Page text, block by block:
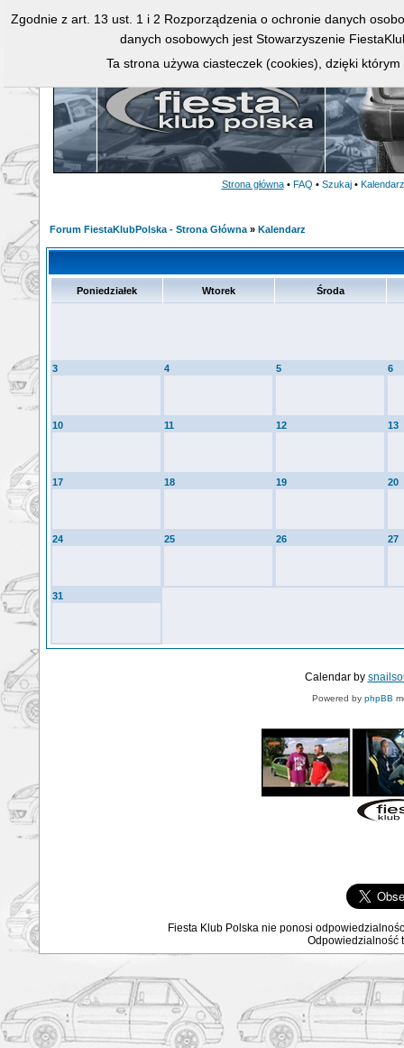
Strona główna • FAQ • Szukaj • Kalendarz
Forum FiestaKlubPolska - Strona Główna » Kalendarz
Poniedziałek Wtorek Środa
3 4 5 6
10 11 12 13
17 18 19 20
24 25 26 27
31
Calendar by
Powered by phpBB
Fiesta Klub Polska nie ponosi
Odpowiedzialność
Zgodnie z art. 13 ust. 1 i 2 Rozporządzenia o ochronie danych
danych osobowych jest Stowarzyszenie
Ta strona używa ciasteczek (cookies), dzięki